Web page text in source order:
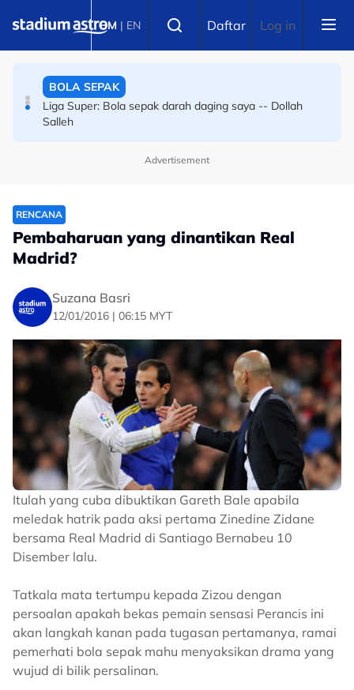
BM | EN Daftar Log in
Bola sepak Korea Selatan goncang lagi, hiburan seks
BOLA SEPAK
Liga Super: Bola sepak darah daging saya -- Dollah
Salleh
Advertisement
RENCANA
Pembaharuan yang dinantikan Real
Madrid?
Suzana Basri
12/01/2016 | 06:15 MYT
Itulah yang cuba dibuktikan Gareth Bale apabila
meledak hatrik pada aksi pertama Zinedine Zidane
bersama Real Madrid di Santiago Bernabeu 10
Disember lalu.
Tatkala mata tertumpu kepada Zizou dengan
persoalan apakah bekas pemain sensasi Perancis ini
akan langkah kanan pada tugasan pertamanya, ramai
pemerhati bola sepak mahu menyaksikan drama yang
wujud di bilik persalinan.